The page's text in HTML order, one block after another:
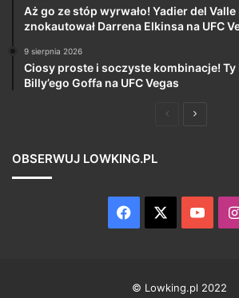
Aż go ze stóp wyrwało! Yadier del
znokautował Darrena Elkinsa na UFC
9 sierpnia 2026
Ciosy proste i soczyste kombinacje! Ty
Billy’ego Goffa na UFC Vegas
PoprzedniaNastępna
OBSERWUJ LOWKING.PL
Facebook
© Lowking.pl 2022